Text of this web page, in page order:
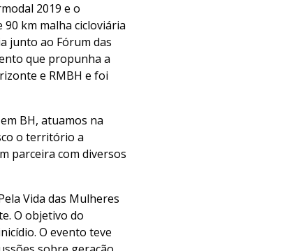
2019 e o
km malha cicloviária
junto ao Fórum das
que propunha a
e RMBH e foi
BH, atuamos na
o território a
parceira com diversos
Vida das Mulheres
O objetivo do
O evento teve